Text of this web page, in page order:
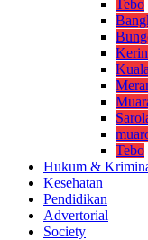
Tebo
Tebo
Hukum &
Kesehatan
Pendidikan
Advertorial
Society